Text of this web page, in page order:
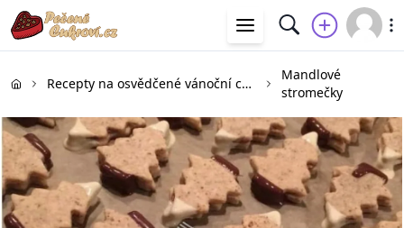
Recepty na osvědčené vánoční cukroví
Mandlové
stromečky